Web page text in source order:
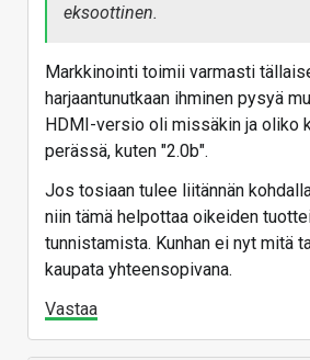
eksoottinen.
Markkinointi toimii varmasti
harjaantunutkaan ihminen pysyä
HDMI-versio oli missäkin ja oliko
perässä, kuten "2.0b".
Jos tosiaan tulee liitännän
niin tämä helpottaa oikeiden
tunnistamista. Kunhan ei nyt mitä
kaupata yhteensopivana.
Vastaa